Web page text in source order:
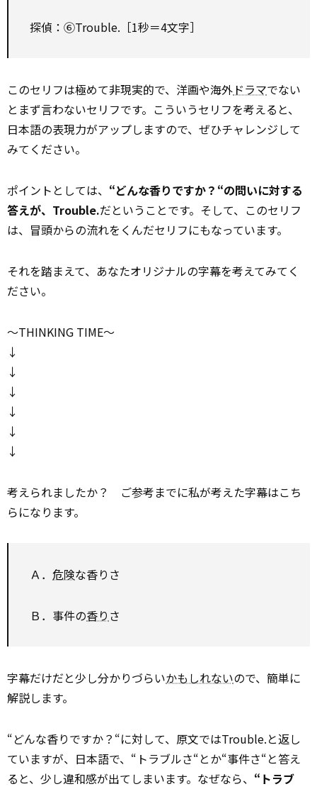
探偵：⑥Trouble.［1秒＝4文字］
このセリフは極めて非現実的で、洋画や海外ドラマでない
とまず言わないセリフです。こういうセリフを考えると、
日本語の表現力がアップしますので、ぜひチャレンジして
みてください。
ポイントとしては、 “どんな香りですか？“の問いに対する
答えが、Trouble.だということです。そして、このセリフ
は、冒頭からの流れをくんだセリフにもなっています。
それを踏まえて、あなたオリジナルの字幕を考えてみてく
ださい。
～THINKING TIME～
↓
↓
↓
↓
↓
↓
考えられましたか？ ご参考までに私が考えた字幕はこち
らになります。
Ａ． 危険な香りさ
Ｂ．事件の香り さ
字幕だけだと少し分かりづらいかもしれないので、簡単に
解説します。
“どんな香りですか？“に対して、原文ではTrouble.と返し
ていますが、日本語で、“トラブルさ“とか“事件さ“と答え
ると、少し違和感が出てしまいます。なぜなら、 “トラブ